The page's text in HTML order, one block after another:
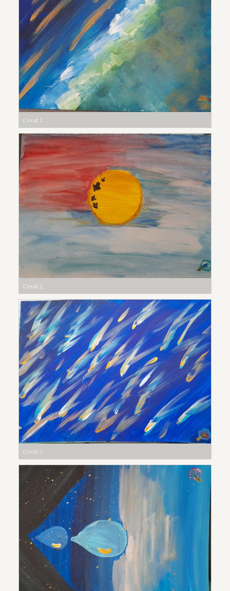
Covid 1
Covid 2
Covid 3